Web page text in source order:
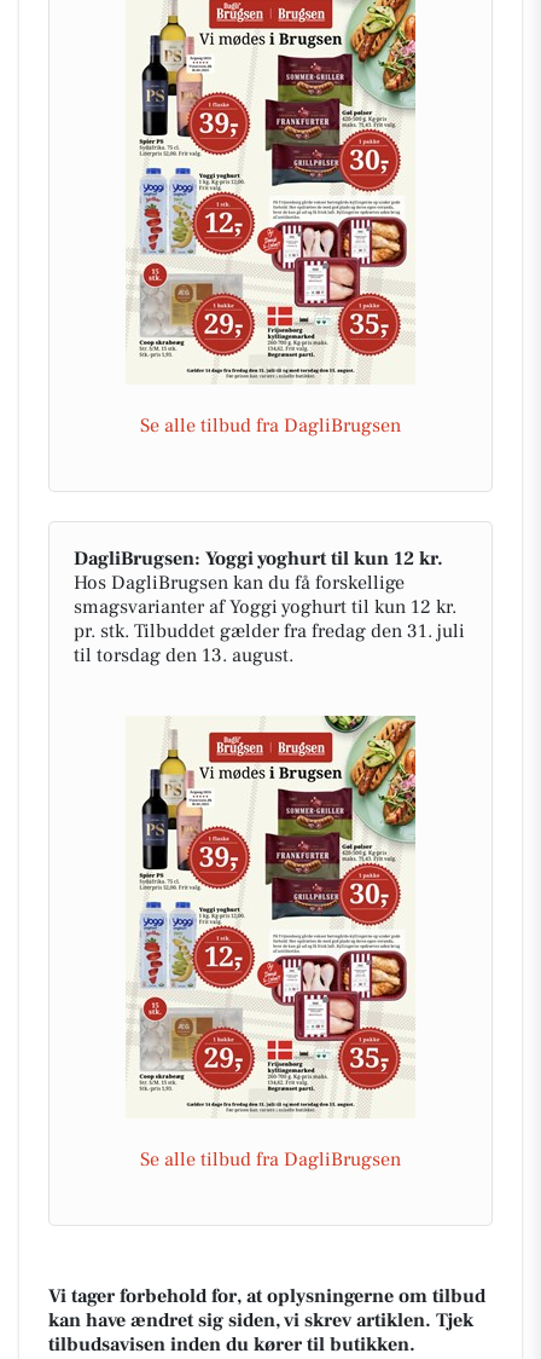
Se alle tilbud fra DagliBrugsen
DagliBrugsen: Yoggi yoghurt til kun 12 kr.
Hos DagliBrugsen kan du få forskellige
smagsvarianter af Yoggi yoghurt til kun 12 kr.
pr. stk. Tilbuddet gælder fra fredag den 31. juli
til torsdag den 13. august.
Se alle tilbud fra DagliBrugsen
Vi tager forbehold for, at oplysningerne om tilbud
kan have ændret sig siden, vi skrev artiklen. Tjek
tilbudsavisen inden du kører til butikken.